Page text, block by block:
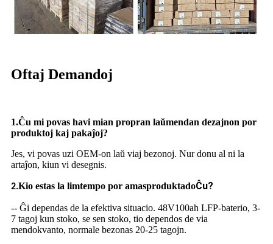
Oftaj Demandoj
1.Ĉu mi povas havi mian propran laŭmendan dezajnon por
produktoj kaj pakaĵoj?
Jes, vi povas uzi OEM-on laŭ viaj bezonoj. Nur donu al ni la
artaĵon, kiun vi desegnis.
2.Kio estas la limtempo por amasproduktadoĈu?
-- Ĝi dependas de la efektiva situacio. 48V100ah LFP-baterio, 3-
7 tagoj kun stoko, se sen stoko, tio dependos de via
mendokvanto, normale bezonas 20-25 tagojn.